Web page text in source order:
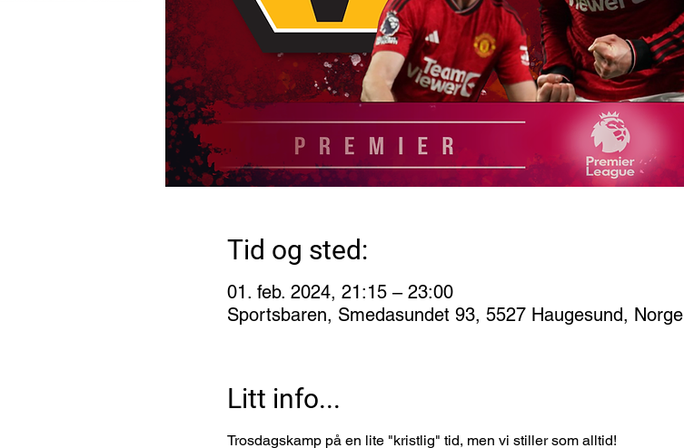
Tid og sted:
01. feb. 2024, 21:15 – 23:00
Sportsbaren, Smedasundet 93, 5527 Haugesund, Norge
Litt info...
Trosdagskamp på en lite "kristlig" tid, men vi stiller som alltid!